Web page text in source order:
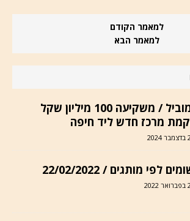
למאמר הקודם
למאמר הבא
כלמוביל / משקיעה 100 מיליון שקל
מרכז חדש ליד חיפה
לפי מותגים / 22/02/2022